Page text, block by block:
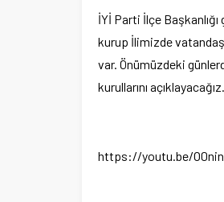
İYİ Parti İlçe
kurup İlimizde
var. Önümüzdeki
kurullarını
https://youtu.be/